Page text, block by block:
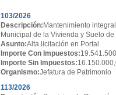
103/2026
Descripción: Mantenimiento
Municipal de la Vivienda y Suelo
Asunto:Alta licitación en Portal
Importe Con Impuestos:
Importe Sin Impuestos:
Organismo:Jefatura de Patrimonio
113/2026